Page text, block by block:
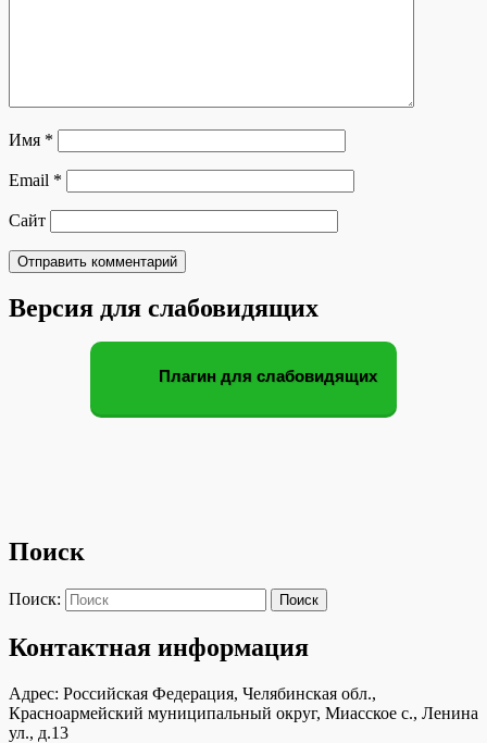
Имя *
Email *
Сайт
Версия для слабовидящих
Плагин для слабовидящих
Поиск
Поиск: Поиск
Контактная информация
Адрес: Российская Федерация, Челябинская обл.,
Красноармейский муниципальный округ, Миасское с., Ленина
ул., д.13